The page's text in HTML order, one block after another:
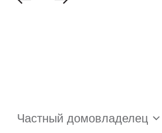
Частный домовладелец